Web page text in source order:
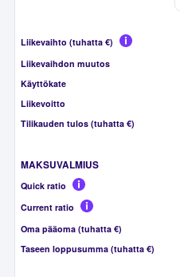
Liikevaihto (tuhatta €)
Liikevaihdon muutos
Käyttökate
Liikevoitto
Tilikauden tulos (tuhatta €)
MAKSUVALMIUS
Quick ratio
Current ratio
Oma pääoma (tuhatta €)
Taseen loppusumma (tuhatta €)